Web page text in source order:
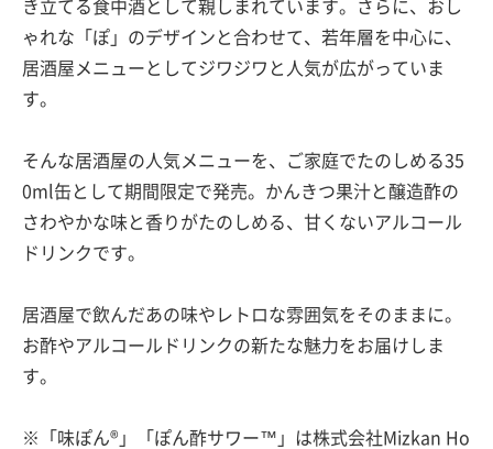
き立てる食中酒として親しまれています。さらに、おし
ゃれな「ぽ」のデザインと合わせて、若年層を中心に、
居酒屋メニューとしてジワジワと人気が広がっていま
す。
そんな居酒屋の人気メニューを、ご家庭でたのしめる35
0ml缶として期間限定で発売。かんきつ果汁と醸造酢の
さわやかな味と香りがたのしめる、甘くないアルコール
ドリンクです。
居酒屋で飲んだあの味やレトロな雰囲気をそのままに。
お酢やアルコールドリンクの新たな魅力をお届けしま
す。
※「味ぽん®」「ぽん酢サワー™」は株式会社Mizkan Ho